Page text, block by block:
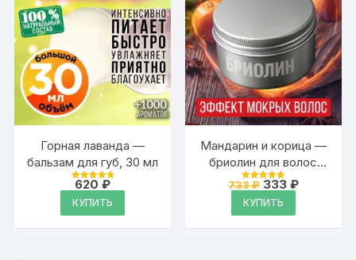
Горная лаванда —
бальзам для губ, 30 мл
Оценка
из 5
620₽
КУПИТЬ
Мандарин и корица —
бриолин для волос
Аурасо средней
фиксации
Оценка
из 5
733₽Первоначальная
цена
составляла
733 ₽.
333 ₽Текущая
КУПИТЬ